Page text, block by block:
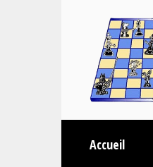
Accueil